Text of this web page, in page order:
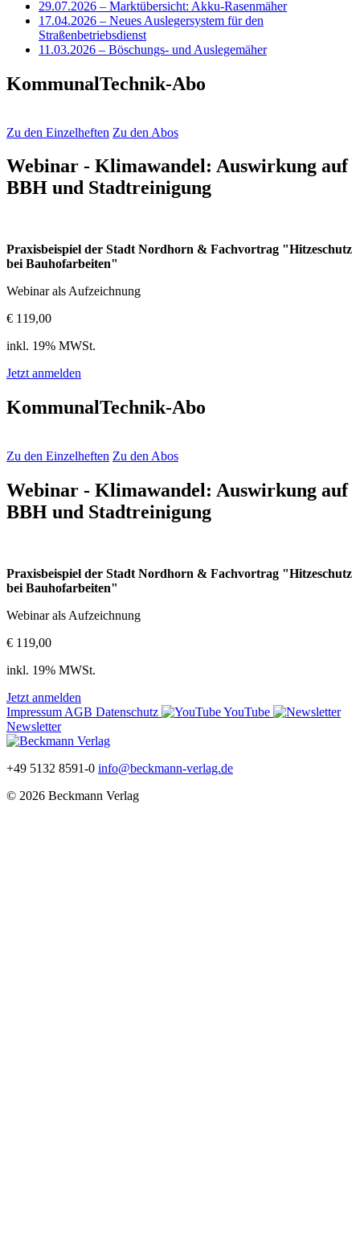
29.07.2026 – Marktübersicht: Akku-Rasenmäher
17.04.2026 – Neues Auslegersystem für den
Straßenbetriebsdienst
11.03.2026 – Böschungs- und Auslegemäher
KommunalTechnik-Abo
Zu den Einzelheften Zu den Abos
Webinar - Klimawandel: Auswirkung auf
BBH und Stadtreinigung
Praxisbeispiel der Stadt Nordhorn & Fachvortrag "Hitzeschutz
bei Bauhofarbeiten"
Webinar als Aufzeichnung
€ 119,00
inkl. 19% MWSt.
Jetzt anmelden
KommunalTechnik-Abo
Zu den Einzelheften Zu den Abos
Webinar - Klimawandel: Auswirkung auf
BBH und Stadtreinigung
Praxisbeispiel der Stadt Nordhorn & Fachvortrag "Hitzeschutz
bei Bauhofarbeiten"
Webinar als Aufzeichnung
€ 119,00
inkl. 19% MWSt.
Jetzt anmelden
Impressum AGB Datenschutz
YouTube
Newsletter
+49 5132 8591-0 info@beckmann-verlag.de
© 2026 Beckmann Verlag